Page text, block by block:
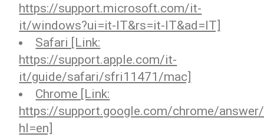
https://support.microsoft.com/it-
it/windows?ui=it-IT&rs=it-IT&ad=IT]
Safari [Link:
https://support.apple.com/it-
it/guide/safari/sfri11471/mac]
Chrome [Link:
https://support.google.com/chrome/
hl=en]